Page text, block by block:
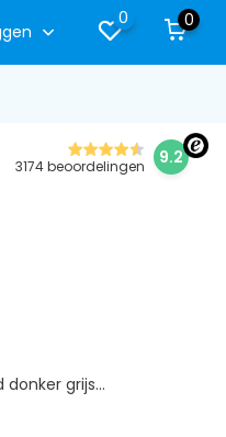
0 0
3174 beoordelingen 9.2
grijs...